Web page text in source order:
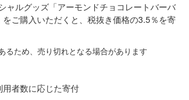
ャルグッズ「アーモンドチョコレートバーバ
ご購入いただくと、税抜き価格の3.5％を寄
るため、売り切れとなる場合があります
者数に応じた寄付